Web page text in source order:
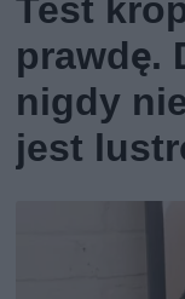
Test
prawdę.
nigdy
jest